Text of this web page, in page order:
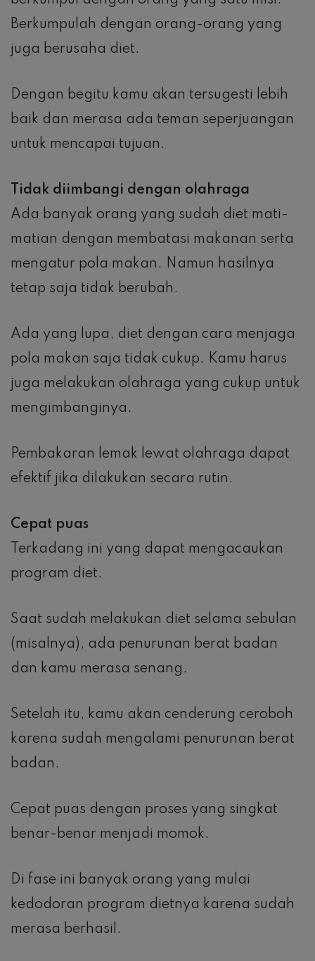
Berkumpulah dengan orang-orang yang
juga berusaha diet.
Dengan begitu kamu akan tersugesti lebih
baik dan merasa ada teman seperjuangan
untuk mencapai tujuan.
Tidak diimbangi dengan olahraga
Ada banyak orang yang sudah diet mati-
matian dengan membatasi makanan serta
mengatur pola makan. Namun hasilnya
tetap saja tidak berubah.
Ada yang lupa, diet dengan cara menjaga
pola makan saja tidak cukup. Kamu harus
juga melakukan olahraga yang cukup untuk
mengimbanginya.
Pembakaran lemak lewat olahraga dapat
efektif jika dilakukan secara rutin.
Cepat puas
Terkadang ini yang dapat mengacaukan
program diet.
Saat sudah melakukan diet selama sebulan
(misalnya), ada penurunan berat badan
dan kamu merasa senang.
Setelah itu, kamu akan cenderung ceroboh
karena sudah mengalami penurunan berat
badan.
Cepat puas dengan proses yang singkat
benar-benar menjadi momok.
Di fase ini banyak orang yang mulai
kedodoran program dietnya karena sudah
merasa berhasil.